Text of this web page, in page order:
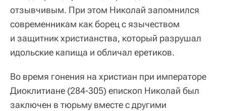
отзывчивым. При этом Николай запомнился
современникам как борец с язычеством
и защитник христианства, который разрушал
идольские капища и обличал еретиков.
Во время гонения на христиан при императоре
Диоклитиане (284-305) епископ Николай был
заключен в тюрьму вместе с другими